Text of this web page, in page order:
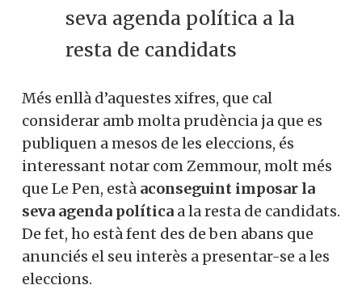
seva agenda política a la
resta de candidats
Més enllà d’aquestes xifres, que cal
considerar amb molta prudència ja que es
publiquen a mesos de les eleccions, és
interessant notar com Zemmour, molt més
que Le Pen, està aconseguint imposar la
seva agenda política a la resta de candidats.
De fet, ho està fent des de ben abans que
anunciés el seu interès a presentar-se a les
eleccions.